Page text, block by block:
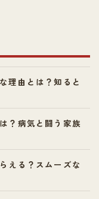
理由とは？知ると
？病気と闘う家族
える？スムーズな